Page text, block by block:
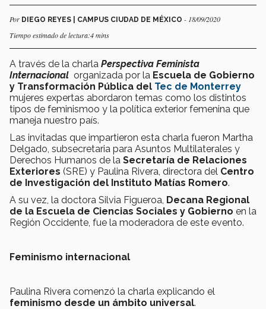
Por DIEGO REYES | CAMPUS CIUDAD DE MÉXICO - 18/09/2020
Tiempo estimado de lectura:4 mins
A través de la charla Perspectiva Feminista
Internacional organizada por la Escuela de Gobierno
y Transformación Pública del Tec de Monterrey
mujeres expertas abordaron temas como los distintos
tipos de feminismoo y la política exterior femenina que
maneja nuestro país.
Las invitadas que impartieron esta charla fueron Martha
Delgado, subsecretaria para Asuntos Multilaterales y
Derechos Humanos de la Secretaría de Relaciones
Exteriores (SRE) y Paulina Rivera, directora del Centro
de Investigación del Instituto Matías Romero.
A su vez, la doctora Silvia Figueroa, Decana Regional
de la Escuela de Ciencias Sociales y Gobierno en la
Región Occidente, fue la moderadora de este evento.
Feminismo internacional
Paulina Rivera comenzó la charla explicando el
feminismo desde un ámbito universal.